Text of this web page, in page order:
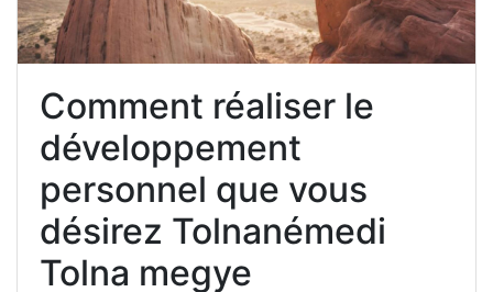
Comment réaliser le
développement
personnel que vous
désirez Tolnanémedi
Tolna megye